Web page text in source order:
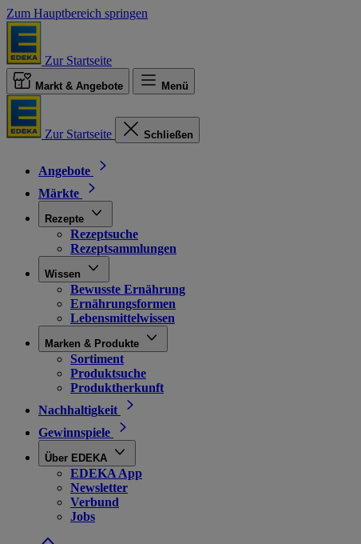
Zum Hauptbereich springen
Zur Startseite
Markt & Angebote Menü
Zur Startseite Schließen
Angebote
Märkte
Rezepte
Rezeptsuche
Rezeptsammlungen
Wissen
Bewusste Ernährung
Ernährungsformen
Lebensmittelwissen
Marken & Produkte
Sortiment
Produktsuche
Produktherkunft
Nachhaltigkeit
Gewinnspiele
Über EDEKA
EDEKA App
Newsletter
Verbund
Jobs